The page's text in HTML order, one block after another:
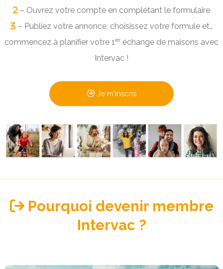
– Ouvrez votre compte en complétant le formulaire
– Publiez votre annonce, choisissez votre formule et…
commencez à planifier votre 1 eréchange de maisons avec
Intervac !
Je m'inscris
Pourquoi devenir membre
Intervac ?